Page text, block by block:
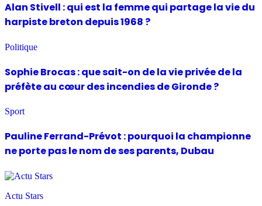
Alan Stivell : qui est la femme qui partage la vie du
harpiste breton depuis 1968 ?
Politique
Sophie Brocas : que sait-on de la vie privée de la
préfète au cœur des incendies de Gironde ?
Sport
Pauline Ferrand-Prévot : pourquoi la championne
ne porte pas le nom de ses parents, Dubau
Actu Stars